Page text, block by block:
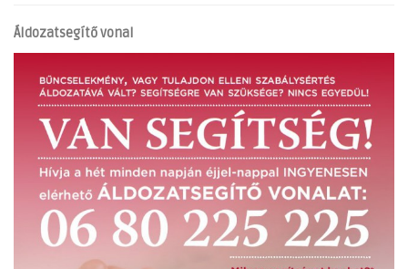
Áldozatsegítő vonal